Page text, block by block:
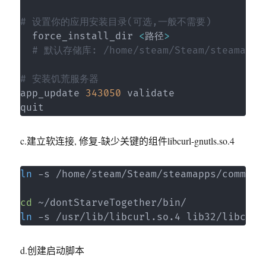
# 设置你的应用安装目录(可选,一般不需要)
  force_install_dir
<路径>
# 默认存储库: /home/steam/Steam/steamapps/
# 安装饥荒服务器
app_update 343050 validate
quit
c.建立软连接, 修复-缺少关键的组件libcurl-gnutls.so.4
ln -s /home/steam/Steam/steamapps/common/
cd
ln -s /usr/lib/libcurl.so.4 lib32/libcurl-
d.创建启动脚本